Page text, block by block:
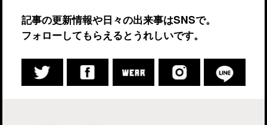
記事の更新情報や日々の出来事はSNSで。
フォローしてもらえるとうれしいです。